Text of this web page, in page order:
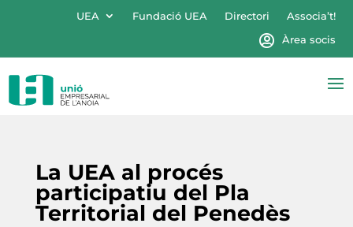
UEA Fundació UEA Directori
Associa’t!
Àrea socis
La UEA al procés
participatiu del Pla
Territorial del Penedès